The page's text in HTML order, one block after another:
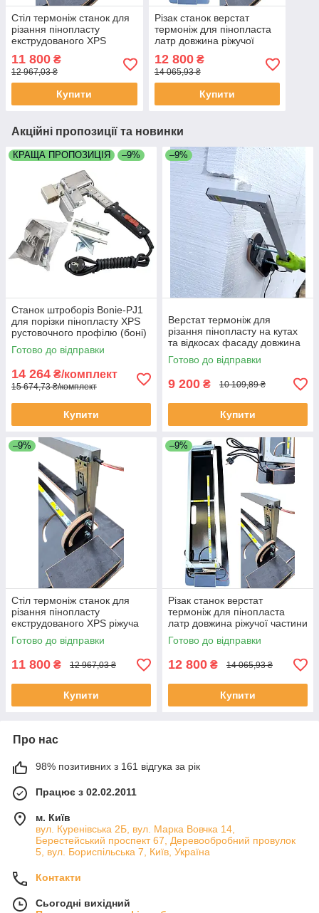
Стіл термоніж станок для
різання пінопласту
екструдованого XPS
ріжуча частина довжиною
1050 мм для МАХ
товщини пінопласту до
210мм
11 800 ₴
12 967,03 ₴
Купити
Різак станок верстат
термоніж для пінопласта
латр довжина ріжучої
частини 1270 мм для МАХ
товщини пінопласту до
210 мм
12 800₴
14 065,93 ₴
Купити
Акційні пропозиції та новинки
КРАЩА ПРОПОЗИЦІЯ –9%
Станок штроборіз Bonie-PJ1
для порізки пінопласту XPS
рустовочного профілю (боні)
труби теплої підлоги з
насадками 20-30-40-50 мм
Готово до відправки
14 264 ₴/комплект
15 674,73 ₴/комплект
Купити
–9%
Верстат термоніж для
різання пінопласту на кутах
та відкосах фасаду довжина
300мм глибина 120мм
(габарити верстата
900×150×200мм)
Готово до відправки
9 200 ₴ 10 109,89 ₴
Купити
–9%
Стіл термоніж станок для
різання пінопласту
екструдованого XPS ріжуча
частина довжиною 1050 мм
для МАХ товщини пінопласту
до 210мм
Готово до відправки
11 800 ₴ 12 967,03 ₴
Купити
–9%
Різак станок верстат
термоніж для пінопласта
латр довжина ріжучої частини
1270 мм для МАХ товщини
пінопласту до 210 мм
Готово до відправки
12 800 ₴ 14 065,93 ₴
Купити
Про нас
98% позитивних з 161 відгука за рік
Працює з 02.02.2011
м. Київ
вул. Куренівська 2Б, вул. Марка Вовчка 14,
Берестейський проспект 67, Деревообробний провулок
5, вул. Бориспільська 7, Київ, Україна
Контакти
Сьогодні вихідний